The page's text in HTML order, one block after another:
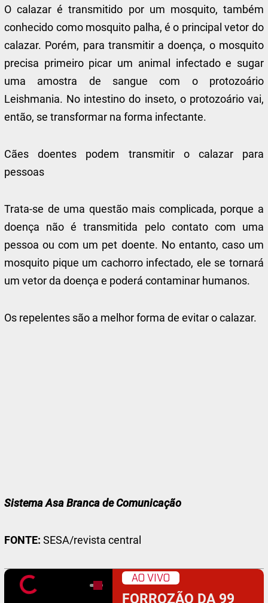
O calazar é transmitido por um mosquito, também
conhecido como mosquito palha, é o principal vetor do
calazar. Porém, para transmitir a doença, o mosquito
precisa primeiro picar um animal infectado e sugar
uma amostra de sangue com o protozoário
Leishmania. No intestino do inseto, o protozoário vai,
então, se transformar na forma infectante.
Cães doentes podem transmitir o calazar para
pessoas
Trata-se de uma questão mais complicada, porque a
doença não é transmitida pelo contato com uma
pessoa ou com um pet doente. No entanto, caso um
mosquito pique um cachorro infectado, ele se tornará
um vetor da doença e poderá contaminar humanos.
Os repelentes são a melhor forma de evitar o calazar.
Sistema Asa Branca de Comunicação
FONTE: SESA/revista central
AO VIVO
FORROZÃO DA 99